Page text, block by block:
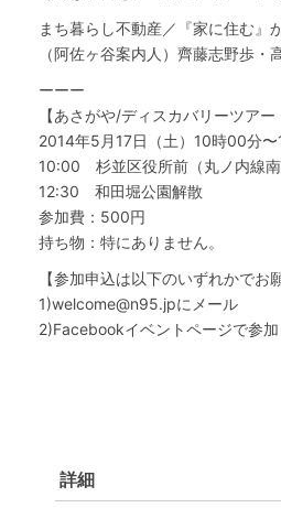
まち暮らし不動産／『家に住む』
（阿佐ヶ谷案内人）齊藤志野歩・
ーーー
【あさがや/ディスカバリーツア
2014年5月17日（土）10時00分
10:00 杉並区役所前（丸ノ内線
12:30 和田堀公園解散
参加費：500円
持ち物：特にありません。
【参加申込は以下のいずれかでお
1)welcome@n95.jpにメール
2)Facebookイベントページで参加
詳細